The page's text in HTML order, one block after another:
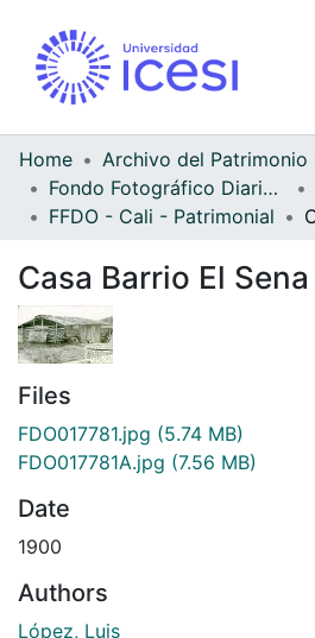
Home
Fondo Fotográfico Diario Occidente
FFDO - Cali - Patrimonial
Casa Barrio El Sena
Files
FDO017781.jpg (5.74 MB)
FDO017781A.jpg (7.56 MB)
Date
1900
Authors
López, Luis